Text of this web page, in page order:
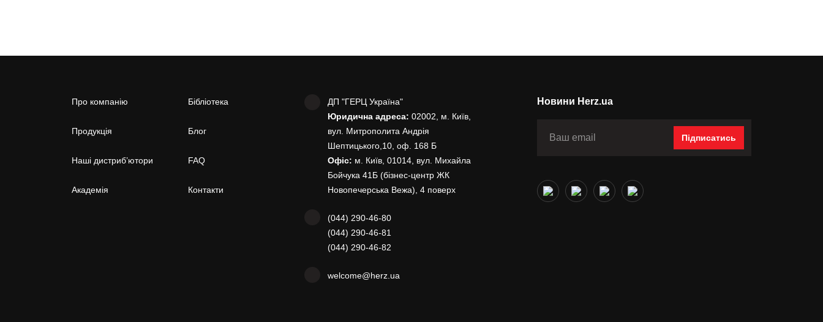
Про компанію
Продукція
Наші дистриб’ютори
Академія
Бібліотека
Блог
FAQ
Контакти
ДП "ГЕРЦ Україна"
Юридична адреса: 02002, м. Київ,
вул. Митрополита Андрія
Шептицького,10, оф. 168 Б
Офіс: м. Київ, 01014, вул. Михайла
Бойчука 41Б (бізнес-центр ЖК
Новопечерська Вежа), 4 поверх
(044) 290-46-80
(044) 290-46-81
(044) 290-46-82
welcome@herz.ua
Новини Herz.ua
Підписатись